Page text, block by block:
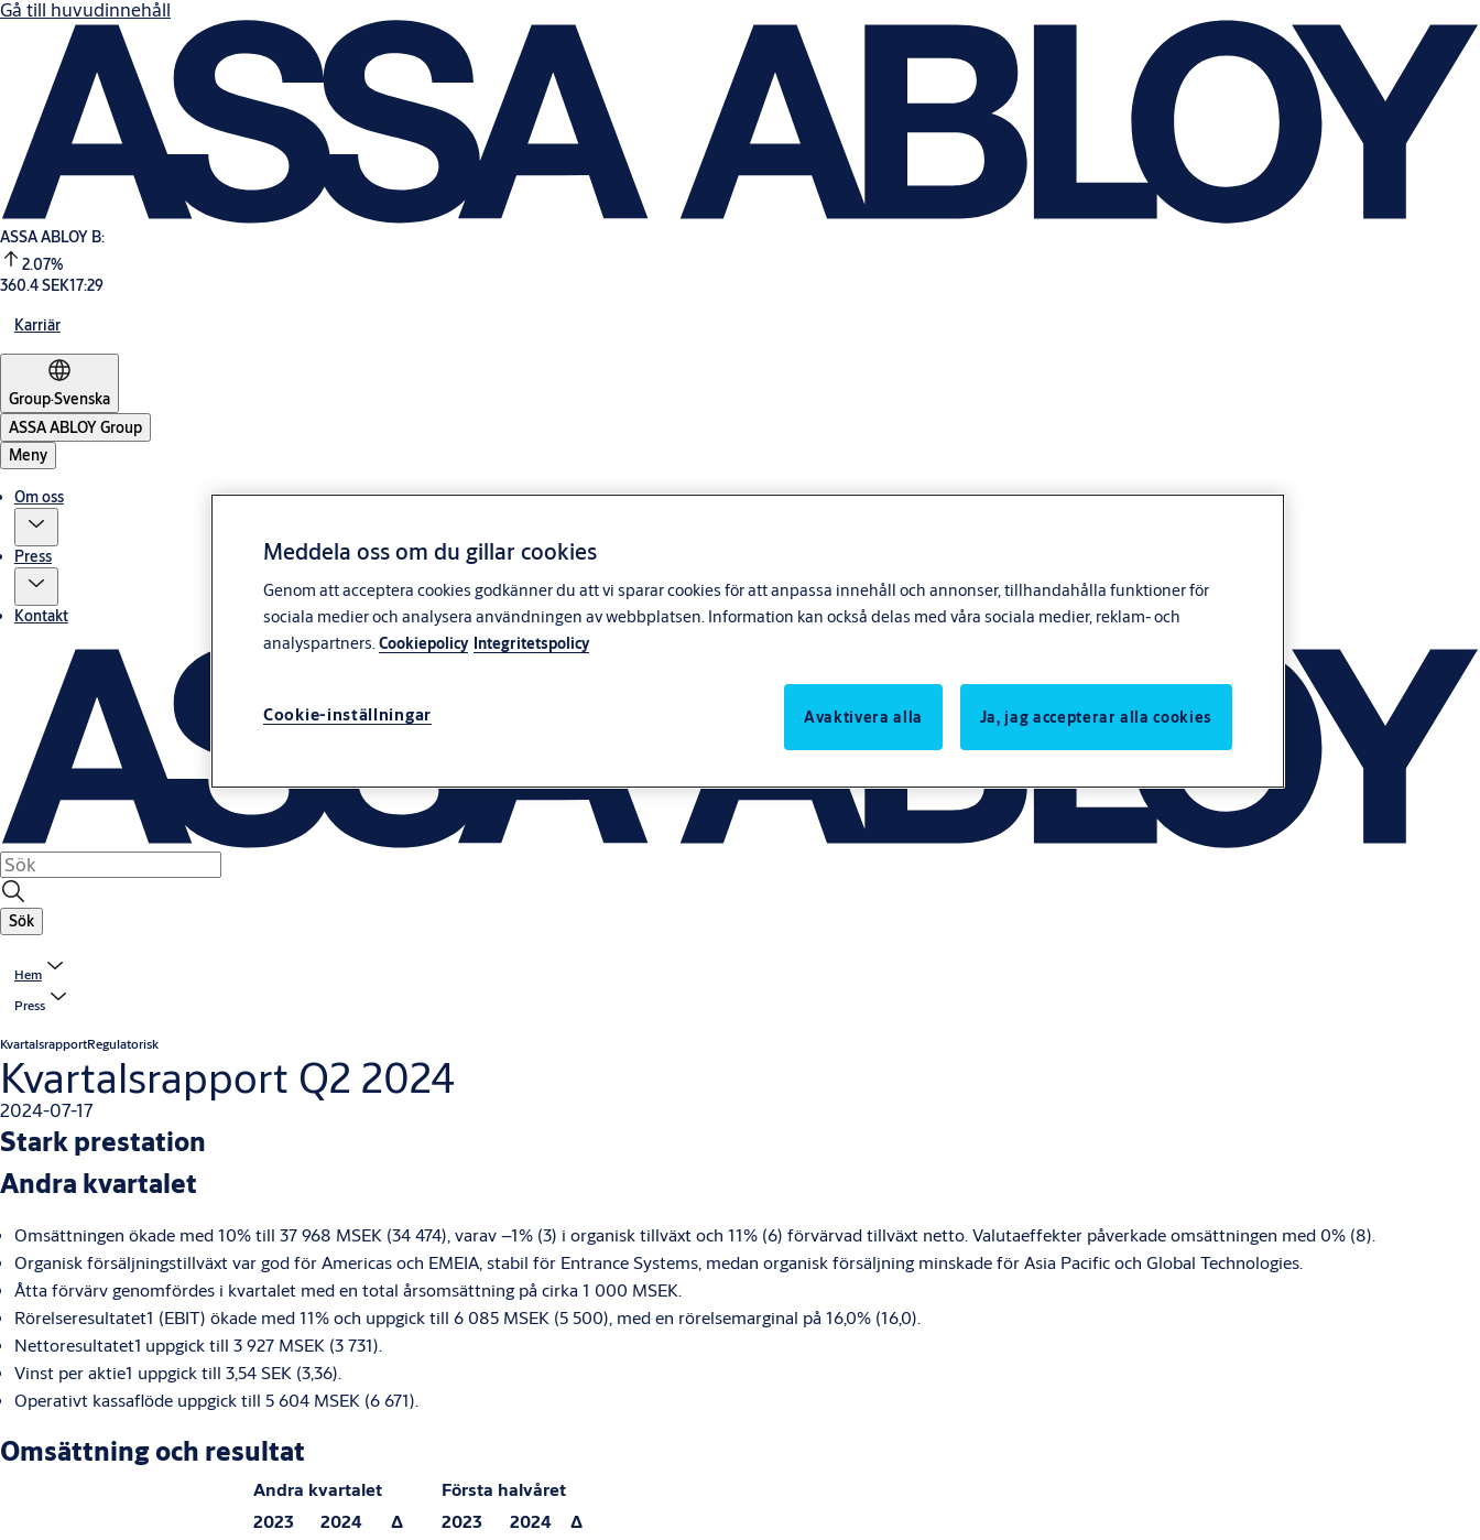
Gå till huvudinnehåll
ASSA ABLOY B:
2.07%
360.4 SEK17:29
Karriär
Group·Svenska
ASSA ABLOY Group
Meny
Om oss
Press
Kontakt
Sök
Hem
Press
KvartalsrapportRegulatorisk
Kvartalsrapport Q2 2024
2024-07-17
Stark prestation
Andra kvartalet
Omsättningen ökade med 10% till 37 968 MSEK (34 474), varav–1% (3) i organisk tillväxt och 11% (6) förvärvad tillväxt netto. Valutaeffekter påverkade omsättningen med 0% (8).
Organisk försäljningstillväxt var god för Americas och EMEIA, stabil för Entrance Systems, medan organisk försäljning minskade för Asia Pacific och Global Technologies.
Åtta förvärv genomfördes i kvartalet med en total årsomsättning på cirka 1 000 MSEK.
Rörelseresultatet1 (EBIT) ökade med 11% och uppgick till 6 085 MSEK (5 500), med en rörelsemarginal på 16,0% (16,0).
Nettoresultatet1 uppgick till 3 927 MSEK (3 731).
Vinst per aktie1 uppgick till 3,54 SEK (3,36).
Operativt kassaflöde uppgick till 5 604 MSEK (6 671).
Omsättning och resultat
Andra kvartalet
Första halvåret
2023
2024 Δ 2023 2024
Δ
Meddela oss om du gillar cookies
Genom att acceptera cookies godkänner du att vi sparar cookies för att anpassa innehåll och annonser, tillhandahålla funktioner för
sociala medier och analysera användningen av webbplatsen. Information kan också delas med våra sociala medier, reklam- och
analyspartners.Cookiepolicy Integritetspolicy
Cookie-inställningar Avaktivera alla Ja, jag accepterar alla cookies